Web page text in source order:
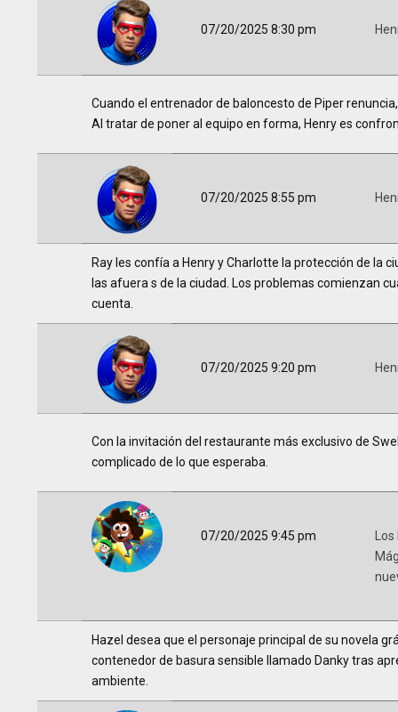
07/20/2025 8:30 pm
Cuando el entrenador de baloncesto de Piper
Al tratar de poner al equipo en forma, Henry es
07/20/2025 8:55 pm
Ray les confía a Henry y Charlotte la protección de la
las afuera s de la ciudad. Los problemas comienzan
cuenta.
07/20/2025 9:20 pm
Con la invitación del restaurante más exclusivo de
complicado de lo que esperaba.
07/20/2025 9:45 pm
Hazel desea que el personaje principal de su novela
contenedor de basura sensible llamado Danky tras
ambiente.